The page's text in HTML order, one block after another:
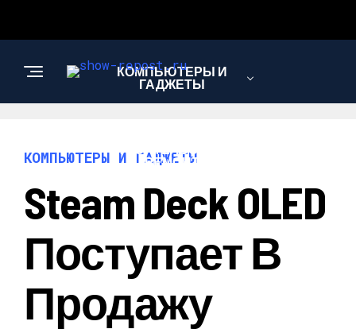
КОМПЬЮТЕРЫ И
ГАДЖЕТЫ
СТРОИТЕЛЬСТВО И
РЕМОНТ
КОМПЬЮТЕРЫ И ГАДЖЕТЫ
Steam Deck OLED
Поступает В
Продажу